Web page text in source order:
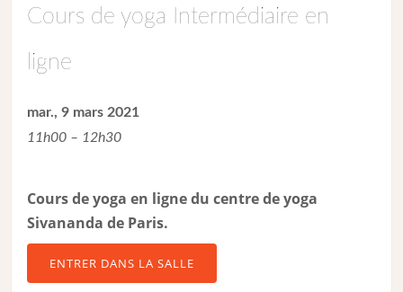
Cours de yoga Intermédiaire en
ligne
mar., 9 mars 2021
11h00 – 12h30
Cours de yoga en ligne du centre de yoga
Sivananda de Paris.
ENTRER DANS LA SALLE